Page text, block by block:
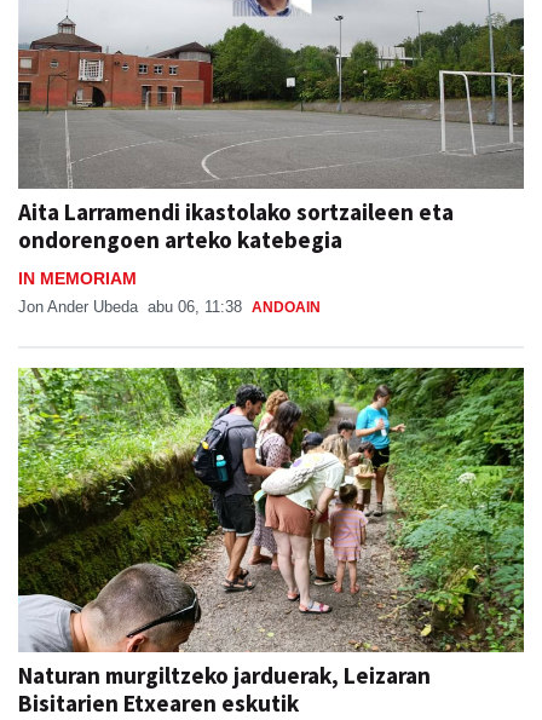
Aita Larramendi ikastolako sortzaileen eta
ondorengoen arteko katebegia
IN MEMORIAM
Jon Ander Ubeda abu 06, 11:38 ANDOAIN
Naturan murgiltzeko jarduerak, Leizaran
Bisitarien Etxearen eskutik